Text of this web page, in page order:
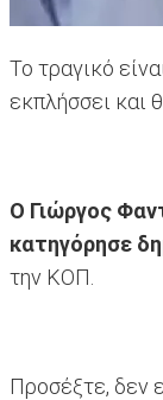
Το τραγικό
εκπλήσσει και
Ο Γιώργος
κατηγόρησε
την ΚΟΠ.
Προσέξτε, δεν